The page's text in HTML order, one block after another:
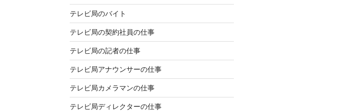
テレビ局のバイト
テレビ局の契約社員の仕事
テレビ局の記者の仕事
テレビ局アナウンサーの仕事
テレビ局カメラマンの仕事
テレビ局ディレクターの仕事